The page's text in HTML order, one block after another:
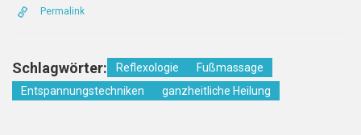
Permalink
Schlagwörter: Reflexologie
Fußmassage
Entspannungstechniken
ganzheitliche Heilung